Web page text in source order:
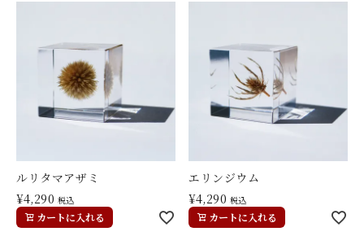
ルリタマアザミ
¥4,290 税込
カートに入れる
エリンジウム
¥4,290 税込
カートに入れる